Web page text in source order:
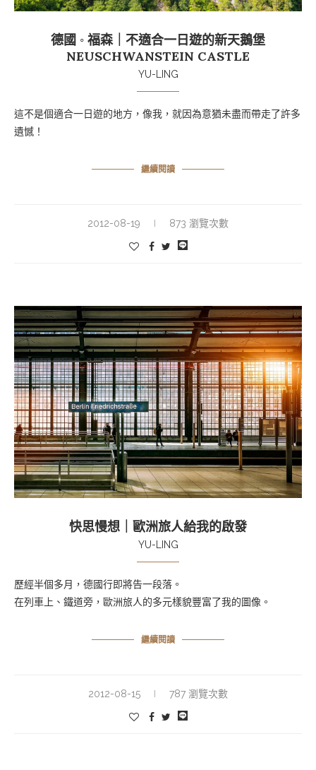
德國 ◦ 福森｜不適合一日遊的新天鵝堡
NEUSCHWANSTEIN CASTLE
YU-LING
這不是個適合一日遊的地方，像我，就因為意猶未盡而帶走了許多
遺憾！
繼續閱讀
2012-08-19 873 瀏覽次數
快思慢想｜歐洲旅人給我的啟發
YU-LING
歷經半個多月，德國行即將告一段落。
在列車上、鐵道旁，歐洲旅人的多元樣貌豐富了我的圖像。
繼續閱讀
2012-08-15 787 瀏覽次數